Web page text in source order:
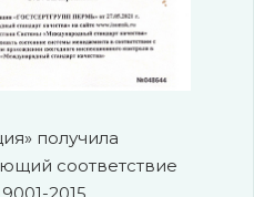
получила
соответствие